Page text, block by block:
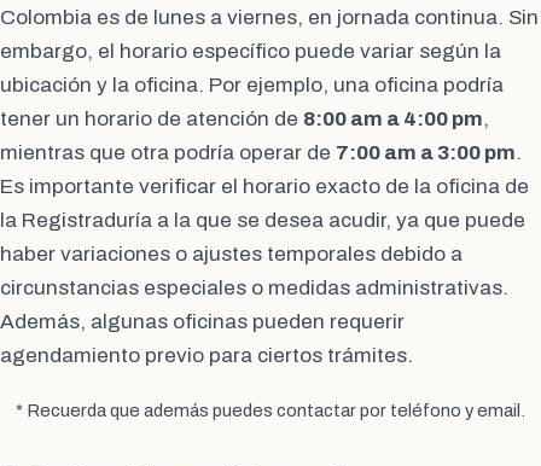
Colombia es de lunes a viernes, en jornada continua. Sin
embargo, el horario específico puede variar según la
ubicación y la oficina. Por ejemplo, una oficina podría
tener un horario de atención de 8:00 am a 4:00 pm,
mientras que otra podría operar de 7:00 am a 3:00 pm.
Es importante verificar el horario exacto de la oficina de
la Registraduría a la que se desea acudir, ya que puede
haber variaciones o ajustes temporales debido a
circunstancias especiales o medidas administrativas.
Además, algunas oficinas pueden requerir
agendamiento previo para ciertos trámites.
* Recuerda que además puedes contactar por teléfono y email.